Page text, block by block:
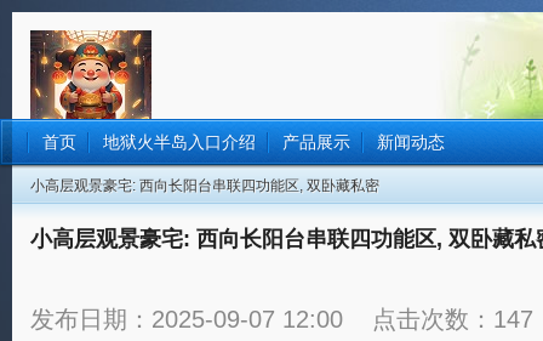
首页 地狱火半岛入口介绍 产品展示 新闻动态
小高层观景豪宅: 西向长阳台串联四功能区, 双卧藏私密
小高层观景豪宅: 西向长阳台串联四功能区, 双卧藏私
发布日期：2025-09-07 12:00 点击次数：147